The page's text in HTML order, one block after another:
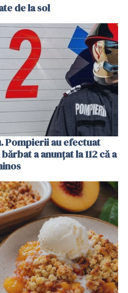
de la sol
Pompierii au efectuat
a anunțat la 112 că a